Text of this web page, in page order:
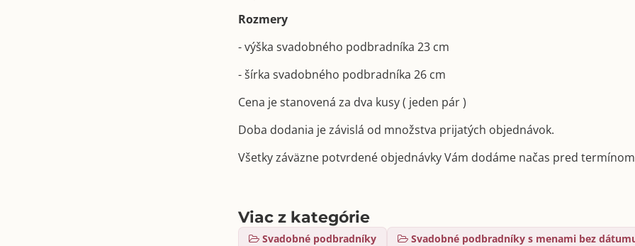
Rozmery
- výška svadobného podbradníka 23 cm
- šírka svadobného podbradníka 26 cm
Cena je stanovená za dva kusy ( jeden pár )
Doba dodania je závislá od množstva prijatých objednávok.
Všetky záväzne potvrdené objednávky Vám dodáme načas pred
Viac z kategórie
Svadobné podbradníky
Svadobné podbradníky s menami bez